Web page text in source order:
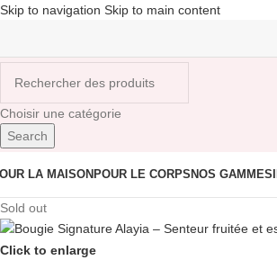
Skip to navigation Skip to main content
Choisir une catégorie
Search
LA MAISON POUR LE CORPS NOS GAMMES
Sold out
Click to enlarge